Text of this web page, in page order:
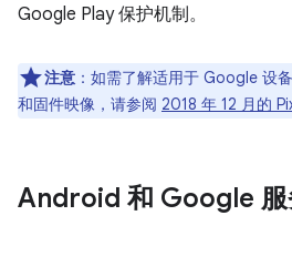
Google Play 保护机制。
注意 ：如需了解适用于 Google 设
和固件映像，请参阅 2018 年 12 月的
Android 和 Google 服